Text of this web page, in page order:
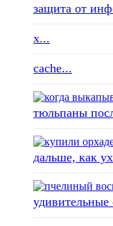
защита от
x...
cache...
тюльпаны
дальше, как
удивительные